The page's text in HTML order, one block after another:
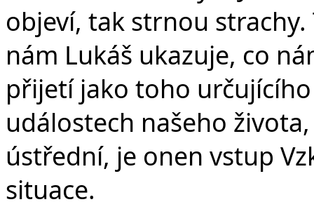
objeví, tak strnou strachy.
nám Lukáš ukazuje, co
přijetí jako toho
událostech našeho
ústřední, je onen vstup
situace.